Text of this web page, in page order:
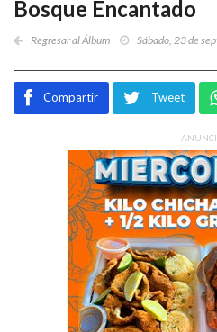
Bosque Encantado
Regresar al Álbum Sábado, 23 de
Compartir Tweet